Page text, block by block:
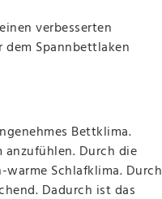
verbesserten
Spannbettlaken
Bettklima.
Durch die
Schlafklima. Durch
Dadurch ist das